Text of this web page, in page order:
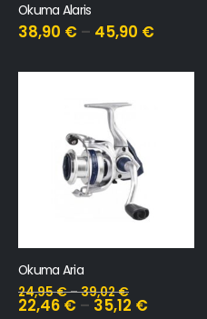
Okuma Alaris
38,90 € – 45,90 €
Okuma Aria
24,95€–39,02€
22,46 € – 35,12 €